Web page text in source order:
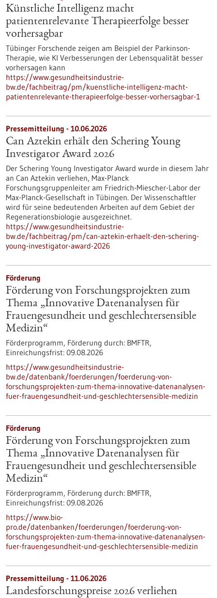
Künstliche Intelligenz macht
patientenrelevante Therapieerfolge besser
vorhersagbar
Tübinger Forschende zeigen am Beispiel der Parkinson-
Therapie, wie KI Verbesserungen der Lebensqualität besser
vorhersagen kann
https://www.gesundheitsindustrie-
bw.de/fachbeitrag/pm/kuenstliche-intelligenz-macht-
patientenrelevante-therapieerfolge-besser-vorhersagbar-1
Pressemitteilung - 10.06.2026
Can Aztekin erhält den Schering Young
Investigator Award 2026
Der Schering Young Investigator Award wurde in diesem Jahr
an Can Aztekin verliehen, Max-Planck
Forschungsgruppenleiter am Friedrich-Miescher-Labor der
Max-Planck-Gesellschaft in Tübingen. Der Wissenschaftler
wird für seine bedeutenden Arbeiten auf dem Gebiet der
Regenerationsbiologie ausgezeichnet.
https://www.gesundheitsindustrie-
bw.de/fachbeitrag/pm/can-aztekin-erhaelt-den-schering-
young-investigator-award-2026
Förderung
Förderung von Forschungsprojekten zum
Thema „Innovative Datenanalysen für
Frauengesundheit und geschlechtersensible
Medizin“
Förderprogramm, Förderung durch: BMFTR,
Einreichungsfrist: 09.08.2026
https://www.gesundheitsindustrie-
bw.de/datenbank/foerderungen/foerderung-von-
forschungsprojekten-zum-thema-innovative-datenanalysen-
fuer-frauengesundheit-und-geschlechtersensible-medizin
Förderung
Förderung von Forschungsprojekten zum
Thema „Innovative Datenanalysen für
Frauengesundheit und geschlechtersensible
Medizin“
Förderprogramm, Förderung durch: BMFTR,
Einreichungsfrist: 09.08.2026
https://www.bio-
pro.de/datenbanken/foerderungen/foerderung-von-
forschungsprojekten-zum-thema-innovative-datenanalysen-
fuer-frauengesundheit-und-geschlechtersensible-medizin
Pressemitteilung - 11.06.2026
Landesforschungspreise 2026 verliehen